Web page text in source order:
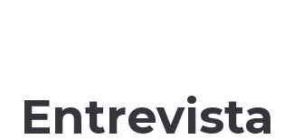
Entrevista